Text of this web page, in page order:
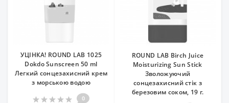
УЦІНКА! ROUND LAB 1025
Dokdo Sunscreen 50 ml
Легкий сонцезахисний крем
з морською водою
0
ROUND LAB Birch Juice
Moisturizing Sun Stick
Зволожуючий
сонцезахисний стік з
березовим соком, 19 г.